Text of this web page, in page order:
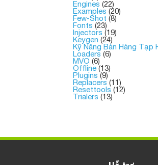
Engines (22)
Examples (20)
Few-Shot (8)
Fonts (23)
Injectors (19)
Keygen (24)
Kỹ Năng Bán Hàng Tạp
Loaders (6)
MVO (6)
Offline(13)
Plugins (9)
Replacers (11)
Resettools (12)
Trialers (13)